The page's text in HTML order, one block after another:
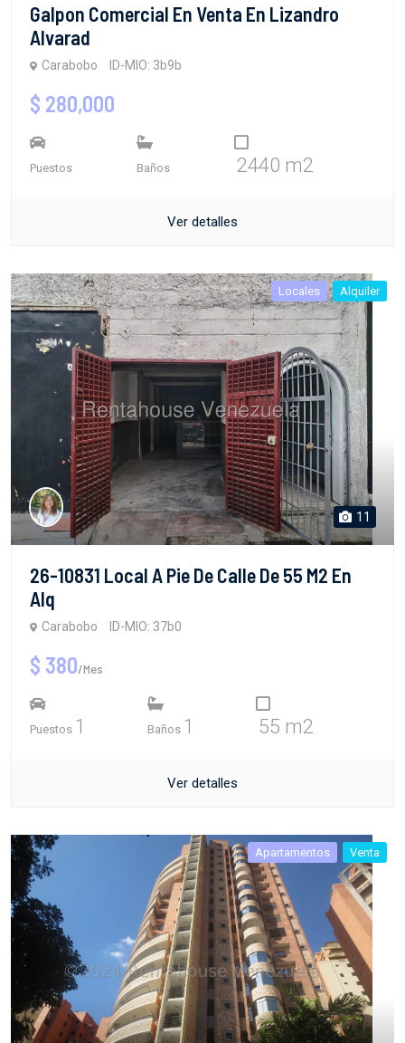
Galpon Comercial En Venta En Lizandro
Alvarad
Carabobo ID-MIO: 3b9b
$ 280,000
Puestos Baños 2440 m2
Ver detalles
Locales Alquiler
11
26-10831 Local A Pie De Calle De 55 M2 En
Alq
Carabobo ID-MIO: 37b0
$ 380/Mes
Puestos 1 Baños 1 55 m2
Ver detalles
Apartamentos Venta